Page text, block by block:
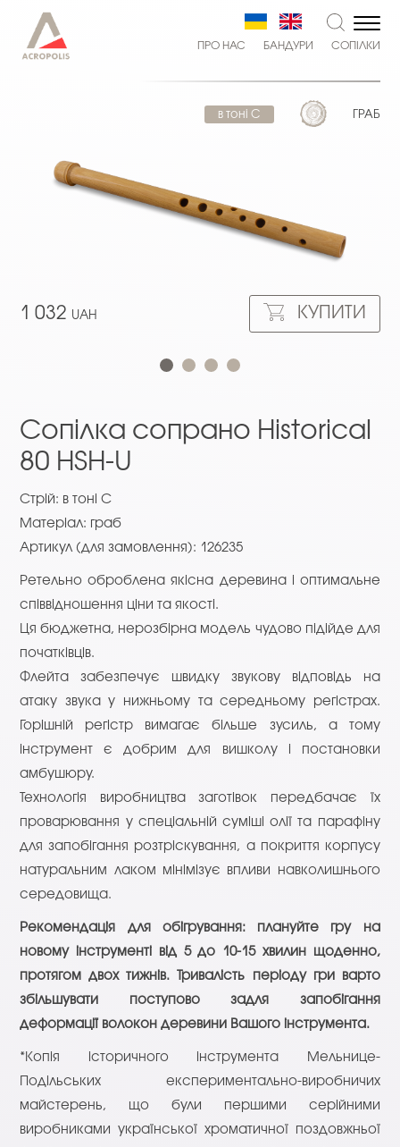
СОПІЛКИ
БАНДУРИ
ПРО НАС
в тоні С ГРАБ
1 032 UAH КУПИТИ
Сопілка сопрано Historical
80 HSH-U
Стрій: в тоні С
Матеріал: граб
Артикул (для замовлення): 126235
Ретельно оброблена якісна деревина і оптимальне
співвідношення ціни та якості.
Ця бюджетна, нерозбірна модель чудово підійде для
початківців.
Флейта забезпечує швидку звукову відповідь на
атаку звука у нижньому та середньому регістрах.
Горішній регістр вимагає більше зусиль, а тому
інструмент є добрим для вишколу і постановки
амбушюру.
Технологія виробництва заготівок передбачає їх
проварювання у спеціальній суміші олії та парафіну
для запобігання розтріскування, а покриття корпусу
натуральним лаком мінімізує впливи навколишнього
середовища.
Рекомендація для обігрування: плануйте гру на
новому інструменті від 5 до 10-15 хвилин щоденно,
протягом двох тижнів. Тривалість періоду гри варто
збільшувати поступово задля запобігання
деформації волокон деревини Вашого інструмента.
*Копія історичного інструмента Мельнице-
Подільських експериментально-виробничих
майстерень, що були першими серійними
виробниками української хроматичної поздовжньої